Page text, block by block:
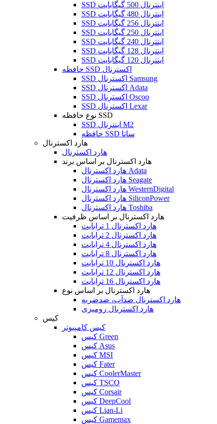
SSD اینترنال 500 گیگابایت
SSD اینترنال 480 گیگابایت
SSD اینترنال 256 گیگابایت
SSD اینترنال 250 گیگابایت
SSD اینترنال 240 گیگابایت
SSD اینترنال 128 گیگابایت
SSD اینترنال 120 گیگابایت
حافظه SSD اکسترنال
SSD اکسترنال Samsung
SSD اکسترنال Adata
SSD اکسترنال Oscoo
SSD اکسترنال Lexar
نوع حافظه SSD
SSD اینترنال M2
حافظه SSD ساتا
هارد اکسترنال
هارد اکسترنال
هارد اکسترنال بر اساس برند
هارد اکسترنال Adata
هارد اکسترنال Seagate
هارد اکسترنال WesternDigital
هارد اکسترنال SiliconPower
هارد اکسترنال Toshiba
هارد اکسترنال بر اساس ظرفیت
هارد اکسترنال 1 ترابایت
هارد اکسترنال 2 ترابایت
هارد اکسترنال 4 ترابایت
هارد اکسترنال 8 ترابایت
هارد اکسترنال 10 ترابایت
هارد اکسترنال 12 ترابایت
هارد اکسترنال 16 ترابایت
هارد اکسترنال بر اساس نوع
هارد اکسترنال ضدآب، ضدضربه
هارد اکسترنال رومیزی
کیس
کیس کامپیوتر
کیس Green
کیس Asus
کیس MSI
کیس Fater
کیس CoolerMaster
کیس TSCO
کیس Corsair
کیس DeepCool
کیس Lian-Li
کیس Gamemax